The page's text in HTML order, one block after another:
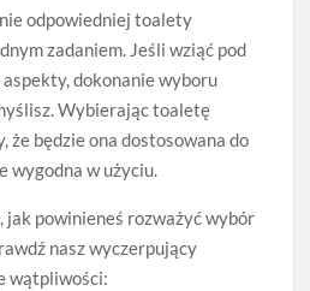
odpowiedniej toalety
zadaniem. Jeśli wziąć pod
dokonanie wyboru
Wybierając toaletę
że będzie ona dostosowana do
wygodna w użyciu.
jak powinieneś rozważyć wybór
nasz wyczerpujący
wątpliwości: